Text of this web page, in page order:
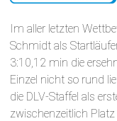
Im aller letzten
Schmidt als
3:10,12 min die
Einzel nicht so rund
die DLV-Staffel als
zwischenzeitlich